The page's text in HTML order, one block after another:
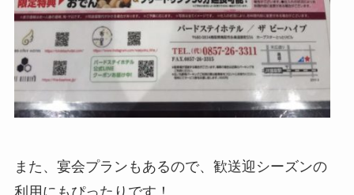
また、宴会プランもあるので、歓送迎シーズンの